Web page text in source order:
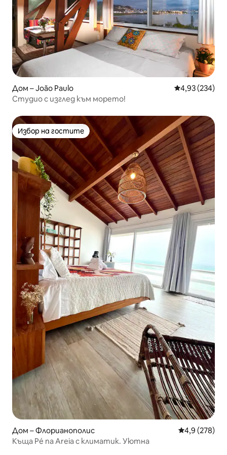
Дом – João Paulo Средна
4,93 (234)
Студио с изглед към морето!
Избор на гостите
Избор на гостите
Дом – Флорианополис Средна
4,9 (278)
Къща Pé na Areia с климатик. Уютна